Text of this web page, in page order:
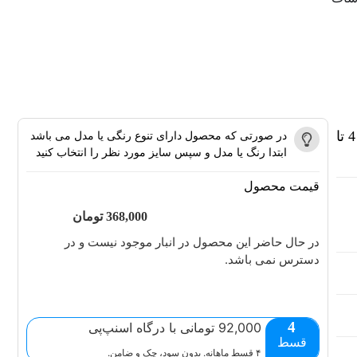
ست بلوز شلوار دخترانه برند DENIZ خرس های مهربان 4 تا
در صورتی که محصول دارای تنوع رنگی یا مدل می باشد
ابتدا رنگ یا مدل و سپس سایز مورد نظر را انتخاب کنید
قیمت محصول
368,000 تومان
در حال حاضر این محصول در انبار موجود نیست و در
دسترس نمی باشد.
4
قسط
92,000 تومانی با درگاه اسنپ‌پی
۴ قسط ماهانه. بدون سود، چک و ضامن.